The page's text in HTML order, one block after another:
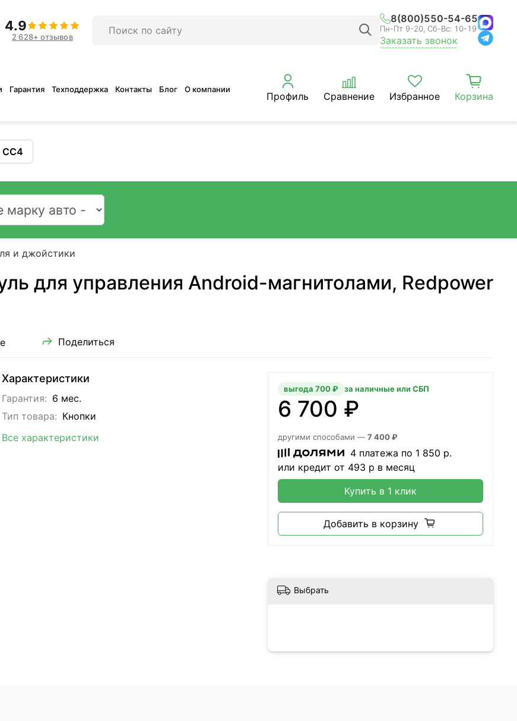
4.9
2 628+ отзывов
8(800)550-54-65
Пн-Пт 9-20, Сб-Вс: 10-19
Заказать звонок
Гарантия Техподдержка Контакты Блог О компании
Профиль Сравнение Избранное Корзина
CC4
и джойстики
для управления Android-магнитолами, Redpower
Поделиться
Характеристики
Гарантия: 6 мес.
Тип товара: Кнопки
Все характеристики
6 700 ₽
выгода 700 ₽ за наличные или СБП
другими способами — 7 400 ₽
4 платежа по 1 850 р.
или кредит от 493 р в месяц
Купить в 1 клик
Добавить в корзину
Выбрать